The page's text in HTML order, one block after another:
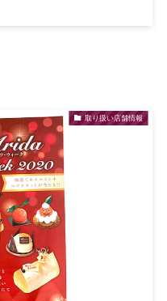
取り扱い店舗情報